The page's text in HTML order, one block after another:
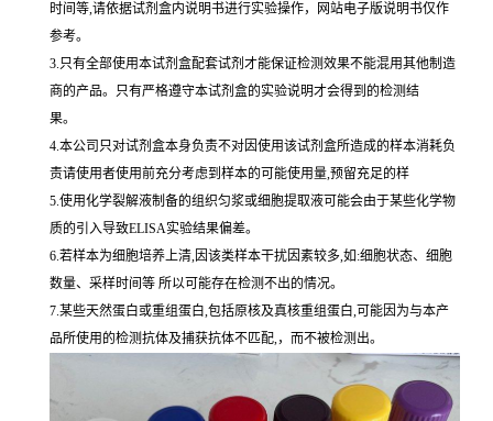
时间等,请依据试剂盒内说明书进行实验操作，网站电子版说明书仅作
参考。
3.只有全部使用本试剂盒配套试剂才能保证检测效果不能混用其他制造
商的产品。只有严格遵守本试剂盒的实验说明才会得到的检测结
果。
4.本公司只对试剂盒本身负责不对因使用该试剂盒所造成的样本消耗负
责请使用者使用前充分考虑到样本的可能使用量,预留充足的样
5.使用化学裂解液制备的组织匀浆或细胞提取液可能会由于某些化学物
质的引入导致ELISA实验结果偏差。
6.若样本为细胞培养上清,因该类样本干扰因素较多,如:细胞状态、细胞
数量、采样时间等 所以可能存在检测不出的情况。
7.某些天然蛋白或重组蛋白,包括原核及真核重组蛋白,可能因为与本产
品所使用的检测抗体及捕获抗体不匹配,，而不被检测出。